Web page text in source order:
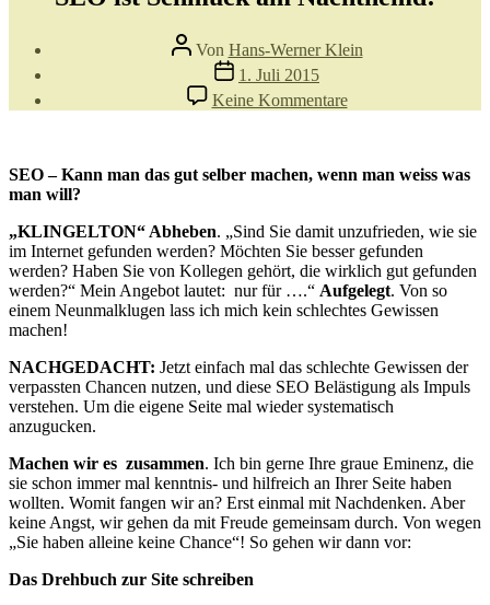
Beitragsautor
Von Hans-Werner Klein
Veröffentlichungsdatum
1. Juli 2015
Keine Kommentarezu
SEO
am
SEO – Kann man das gut selber machen, wenn man weiss was
man will?
„KLINGELTON“ Abheben. „Sind Sie damit unzufrieden, wie sie
im Internet gefunden werden? Möchten Sie besser gefunden
werden? Haben Sie von Kollegen gehört, die wirklich gut gefunden
werden?“ Mein Angebot lautet: nur für ….“ Aufgelegt. Von so
einem Neunmalklugen lass ich mich kein schlechtes Gewissen
machen!
NACHGEDACHT: Jetzt einfach mal das schlechte Gewissen der
verpassten Chancen nutzen, und diese SEO Belästigung als Impuls
verstehen. Um die eigene Seite mal wieder systematisch
anzugucken.
Machen wir es zusammen. Ich bin gerne Ihre graue Eminenz, die
sie schon immer mal kenntnis- und hilfreich an Ihrer Seite haben
wollten. Womit fangen wir an? Erst einmal mit Nachdenken. Aber
keine Angst, wir gehen da mit Freude gemeinsam durch. Von wegen
„Sie haben alleine keine Chance“! So gehen wir dann vor:
Das Drehbuch zur Site schreiben